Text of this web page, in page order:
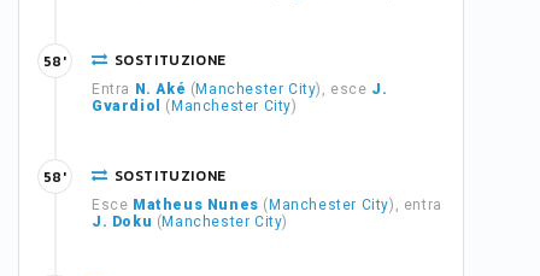
SOSTITUZIONE
Entra N. Aké ( Manchester City), esce J.
Gvardiol
( Manchester City)
58'
SOSTITUZIONE
Esce Matheus Nunes ( Manchester City), entra
J. Doku ( Manchester City)
58'